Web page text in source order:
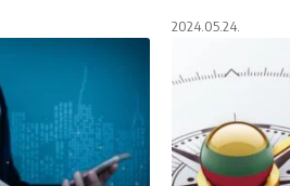
2024.05.24.